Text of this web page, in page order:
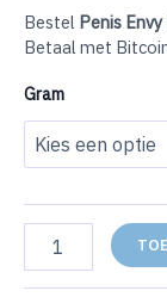
Bestel Penis Envy
Betaal met
Gram
Envy